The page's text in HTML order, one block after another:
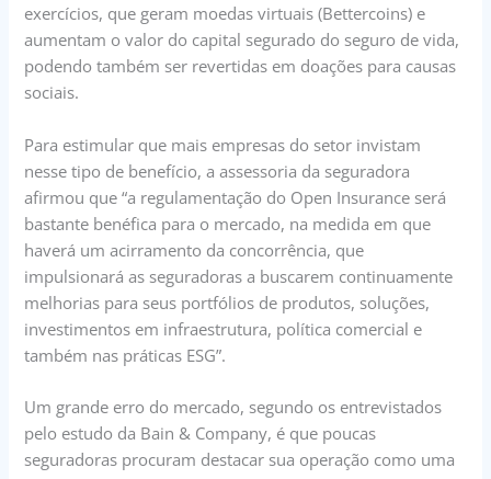
exercícios, que geram moedas virtuais (Bettercoins) e
aumentam o valor do capital segurado do seguro de vida,
podendo também ser revertidas em doações para causas
sociais.
Para estimular que mais empresas do setor invistam
nesse tipo de benefício, a assessoria da seguradora
afirmou que “a regulamentação do Open Insurance será
bastante benéfica para o mercado, na medida em que
haverá um acirramento da concorrência, que
impulsionará as seguradoras a buscarem continuamente
melhorias para seus portfólios de produtos, soluções,
investimentos em infraestrutura, política comercial e
também nas práticas ESG”.
Um grande erro do mercado, segundo os entrevistados
pelo estudo da Bain & Company, é que poucas
seguradoras procuram destacar sua operação como uma